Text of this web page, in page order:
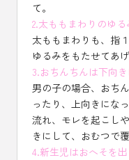
て。
2.太ももまわりのゆる
太ももまわりも、指
ゆるみをもたせてあ
3.おちんちんは下向き
男の子の場合、おち
ったり、上向きにな
流れ、モレを起こし
きにして、おむつで
4.新生児はおへそを